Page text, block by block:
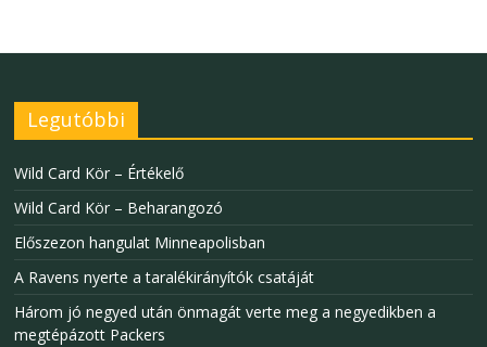
Legutóbbi
Wild Card Kör – Értékelő
Wild Card Kör – Beharangozó
Előszezon hangulat Minneapolisban
A Ravens nyerte a taralékirányítók csatáját
Három jó negyed után önmagát verte meg a negyedikben a
megtépázott Packers